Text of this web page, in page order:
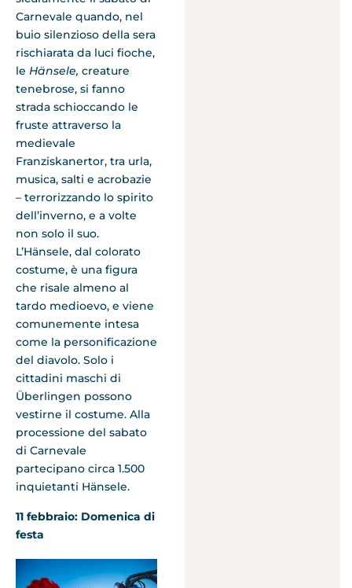
Carnevale quando, nel
buio silenzioso della sera
rischiarata da luci fioche,
le Hänsele, creature
tenebrose, si fanno
strada schioccando le
fruste attraverso la
medievale
Franziskanertor, tra urla,
musica, salti e acrobazie
– terrorizzando lo spirito
dell’inverno, e a volte
non solo il suo.
L’Hänsele, dal colorato
costume, è una figura
che risale almeno al
tardo medioevo, e viene
comunemente intesa
come la personificazione
del diavolo. Solo i
cittadini maschi di
Überlingen possono
vestirne il costume. Alla
processione del sabato
di Carnevale
partecipano circa 1.500
inquietanti Hänsele.
11 febbraio: Domenica di
festa